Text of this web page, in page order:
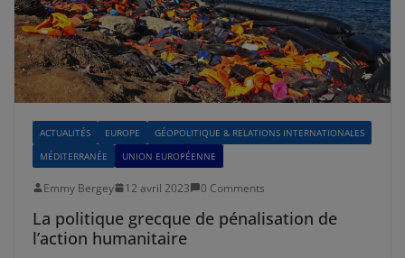
ACTUALITÉS EUROPE
GÉOPOLITIQUE & RELATIONS INTERNATIONALES
MÉDITERRANÉE
UNION EUROPÉENNE
Emmy Bergey 12 avril 2023 0 Comments
La politique grecque de pénalisation de
l’action humanitaire